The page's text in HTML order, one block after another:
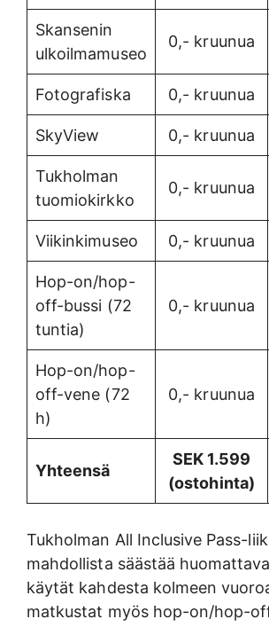
Skansenin
ulkoilmamuseo
0,- kruunua
Fotografiska 0,- kruunua
SkyView 0,- kruunua
Tukholman
tuomiokirkko
0,- kruunua
Viikinkimuseo 0,- kruunua
Hop-on/hop-
off-bussi (72
tuntia)
0,- kruunua
Hop-on/hop-
off-vene (72
h)
0,- kruunua
Yhteensä
SEK 1.599
(ostohinta)
Tukholman All Inclusive Pass-
mahdollista säästää
käytät kahdesta kolmeen
matkustat myös hop-on/hop-